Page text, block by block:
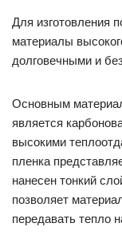
Для изготовления
материалы
долговечными и
Основным
является
высокими
пленка
нанесен тонкий
позволяет
передавать тепло